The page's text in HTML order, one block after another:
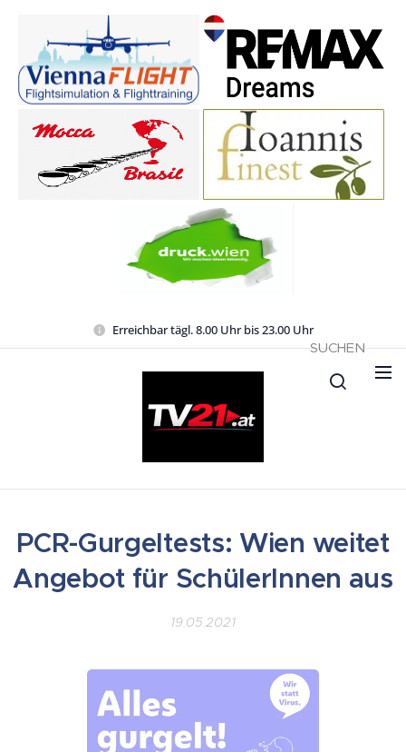
Erreichbar tägl. 8.00 Uhr bis 23.00 Uhr
SUCHEN
PCR-Gurgeltests: Wien weitet
Angebot für SchülerInnen aus
19.05.2021